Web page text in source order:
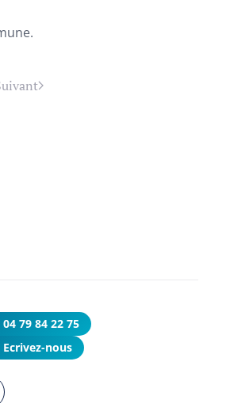
04 79 84 22 75
Ecrivez-nous